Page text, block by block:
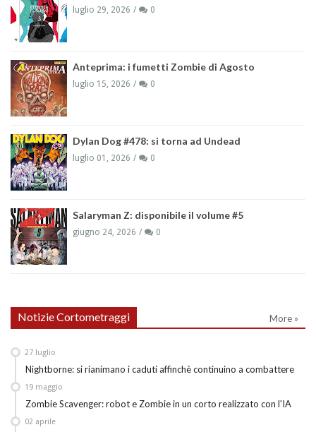
luglio 29, 2026 0
Anteprima: i fumetti Zombie di Agosto
luglio 15, 2026 0
Dylan Dog #478: si torna ad Undead
luglio 01, 2026 0
Salaryman Z: disponibile il volume #5
giugno 24, 2026 0
Notizie Cortometraggi More »
Nightborne: si rianimano i caduti affinchè continuino a combattere
27 luglio
Zombie Scavenger: robot e Zombie in un corto realizzato con l'IA
19 maggio
02 aprile